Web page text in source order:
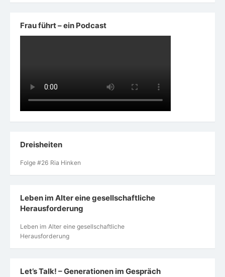
Frau führt – ein Podcast
Dreisheiten
Folge #26 Ria Hinken
Leben im Alter eine gesellschaftliche
Herausforderung
Leben im Alter eine gesellschaftliche
Herausforderung
Let’s Talk! – Generationen im Gespräch